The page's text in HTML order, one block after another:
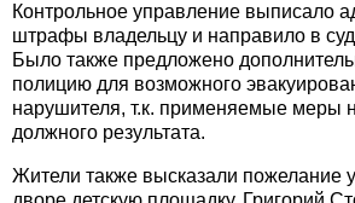
Контрольное управление выписало
штрафы владельцу и направило в
Было также предложено
полицию для возможного
нарушителя, т.к. применяемые меры
должного результата.
Жители также высказали пожелание